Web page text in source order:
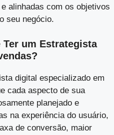
alinhadas com os objetivos
seu negócio.
um Estrategista
digital especializado em
cada aspecto de sua
planejado e
na experiência do usuário,
de conversão, maior